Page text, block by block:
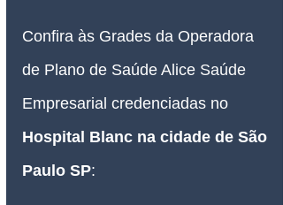
Confira às Grades da Operadora
de Plano de Saúde Alice Saúde
Empresarial credenciadas no
Hospital Blanc na cidade de São
Paulo SP: